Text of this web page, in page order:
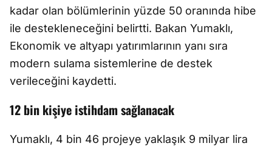
kadar olan bölümlerinin yüzde 50 oranında hibe
ile destekleneceğini belirtti. Bakan Yumaklı,
Ekonomik ve altyapı yatırımlarının yanı sıra
modern sulama sistemlerine de destek
verileceğini kaydetti.
12 bin kişiye istihdam sağlanacak
Yumaklı, 4 bin 46 projeye yaklaşık 9 milyar lira